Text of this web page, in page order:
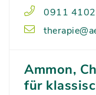
0911
Ammon,
für